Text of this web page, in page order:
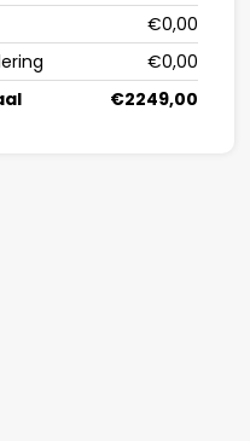
€0,00
€0,00
€2249,00